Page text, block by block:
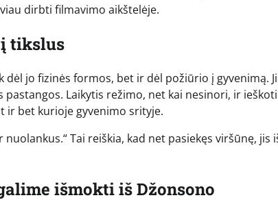
dirbti filmavimo aikštelėje.
tikslus
jo fizinės formos, bet ir dėl požiūrio į gyvenimą.
Laikytis režimo, net kai nesinori, ir
ir bet kurioje gyvenimo srityje.
nuolankus.“ Tai reiškia, kad net pasiekęs viršūnę,
išmokti iš Džonsono